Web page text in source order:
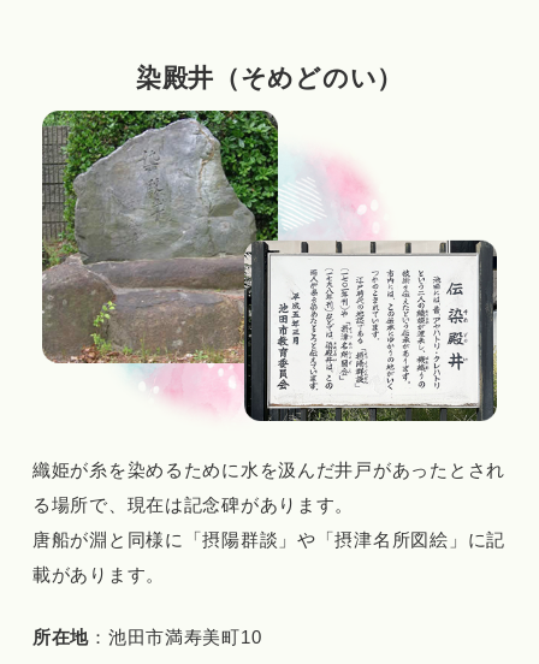
染殿井（そめどのい）
織姫が糸を染めるために水を汲んだ井戸があったとされ
る場所で、現在は記念碑があります。
唐船が淵と同様に「摂陽群談」や「摂津名所図絵」に記
載があります。
所在地 ：池田市満寿美町10